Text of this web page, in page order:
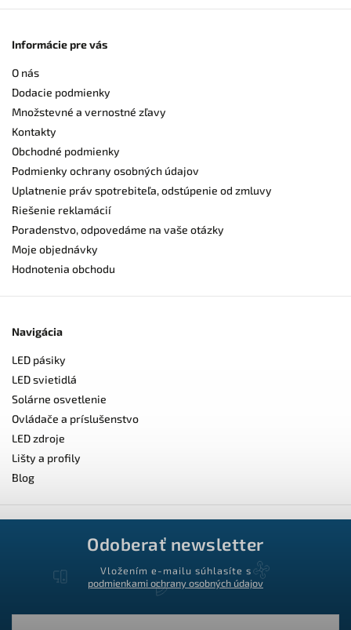
Informácie pre vás
O nás
Dodacie podmienky
Množstevné a vernostné zľavy
Kontakty
Obchodné podmienky
Podmienky ochrany osobných údajov
Uplatnenie práv spotrebiteľa, odstúpenie od zmluvy
Riešenie reklamácií
Poradenstvo, odpovedáme na vaše otázky
Moje objednávky
Hodnotenia obchodu
Navigácia
LED pásiky
LED svietidlá
Solárne osvetlenie
Ovládače a príslušenstvo
LED zdroje
Lišty a profily
Blog
Odoberať newsletter
Vložením e-mailu súhlasíte s
podmienkami ochrany osobných údajov